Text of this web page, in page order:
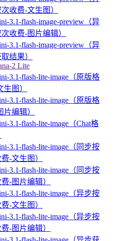
收费-文生图）
3.1-flash-image-preview（异
收费-图片编辑）
3.1-flash-image-preview（异
结果）
2 Lite
3.1-flash-lite-image（原版格
生图）
3.1-flash-lite-image（原版格
片编辑）
3.1-flash-lite-image（Chat格
3.1-flash-lite-image（同步按
-文生图）
3.1-flash-lite-image（同步按
-图片编辑）
3.1-flash-lite-image（异步按
-文生图）
3.1-flash-lite-image（异步按
-图片编辑）